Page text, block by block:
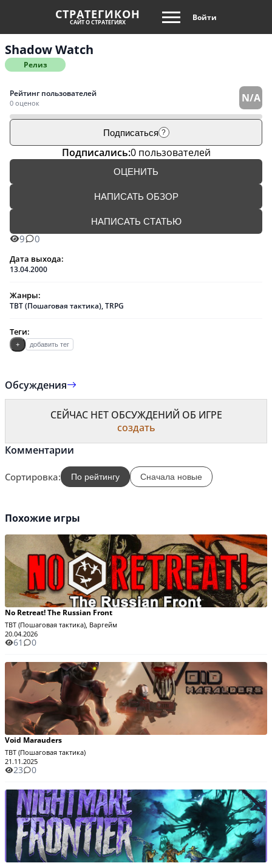
СТРАТЕГИКОН
САЙТ О СТРАТЕГИЯХ Войти
Shadow Watch
Релиз
Рейтинг пользователей
0 оценок N/A
Подписаться ?
Подписались:0 пользователей
ОЦЕНИТЬ
НАПИСАТЬ ОБЗОР
НАПИСАТЬ СТАТЬЮ
9 0
Дата выхода:
13.04.2000
Жанры:
TBT (Пошаговая тактика),TRPG
Теги:
+ добавить тег
Обсуждения
СЕЙЧАС НЕТ ОБСУЖДЕНИЙ ОБ ИГРЕ
создать
Комментарии
Сортировка: По рейтингу Сначала новые
Похожие игры
No Retreat! The Russian Front
TBT (Пошаговая тактика), Варгейм
20.04.2026
61 0
Void Marauders
TBT (Пошаговая тактика)
21.11.2025
23 0